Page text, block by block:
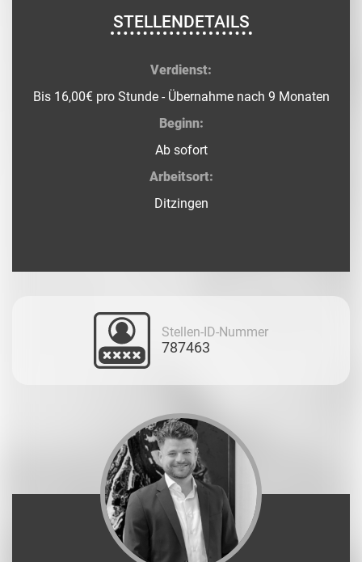
STELLENDETAILS
Verdienst:
Bis 16,00€ pro Stunde - Übernahme nach 9 Monaten
Beginn:
Ab sofort
Arbeitsort:
Ditzingen
Stellen-ID-Nummer
787463